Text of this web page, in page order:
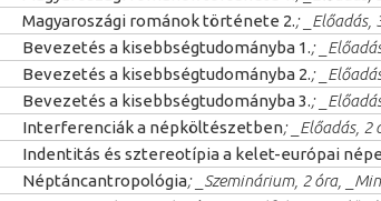
Magyaroszági románok története 2.; _Előadás,
Bevezetés a kisebbségtudományba 1.;
Bevezetés a kisebbségtudományba 2.;
Bevezetés a kisebbségtudományba 3.;
Interferenciák a népköltészetben; _Előadás, 2
Indentitás és sztereotípia a kelet-európai
Néptáncantropológia; _Szeminárium, 2 óra,